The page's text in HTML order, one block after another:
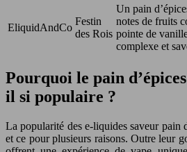
EliquidAndCo
Festin
des Rois
Un pain
notes de fruits
pointe de
complexe et
Pourquoi le pain
il si populaire ?
La popularité des e-liquides saveur pain
et ce pour plusieurs raisons. Outre leur